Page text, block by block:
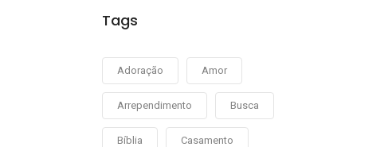
Tags
Adoração Amor
Arrependimento Busca
Bíblia Casamento